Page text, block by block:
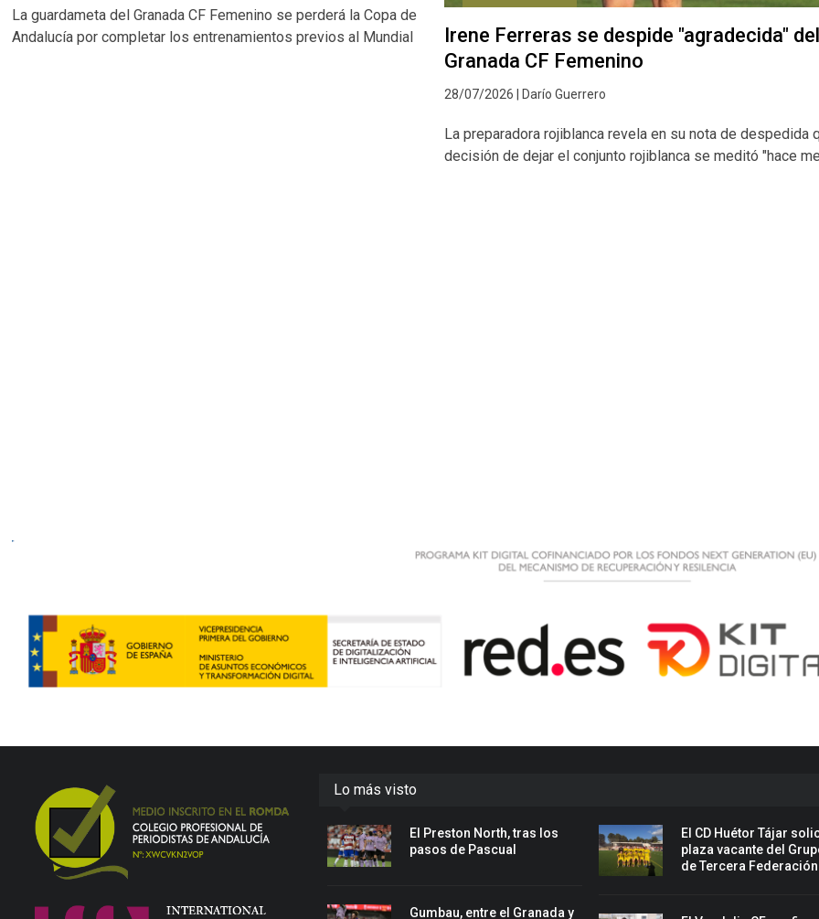
La guardameta del Granada CF Femenino se perderá la Copa de
Andalucía por completar los entrenamientos previos al Mundial
Irene Ferreras se despide "agradecida"
Granada CF Femenino
28/07/2026 | Darío Guerrero
La preparadora rojiblanca revela en su nota de despedida
decisión de dejar el conjunto rojiblanca se meditó "hace
Lo más visto
El Preston North, tras los
pasos de Pascual
Gumbau, entre el Granada y
El CD Huétor Tájar
plaza vacante del
de Tercera Federación